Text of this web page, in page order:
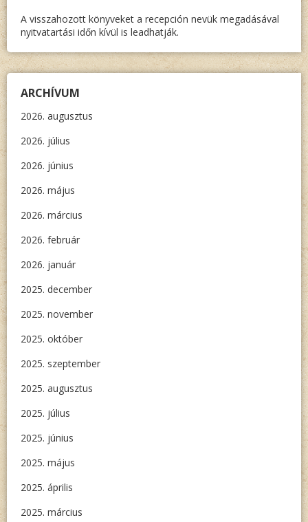
A visszahozott könyveket a recepción nevük megadásával
nyitvatartási időn kívül is leadhatják.
ARCHÍVUM
2026. augusztus
2026. július
2026. június
2026. május
2026. március
2026. február
2026. január
2025. december
2025. november
2025. október
2025. szeptember
2025. augusztus
2025. július
2025. június
2025. május
2025. április
2025. március